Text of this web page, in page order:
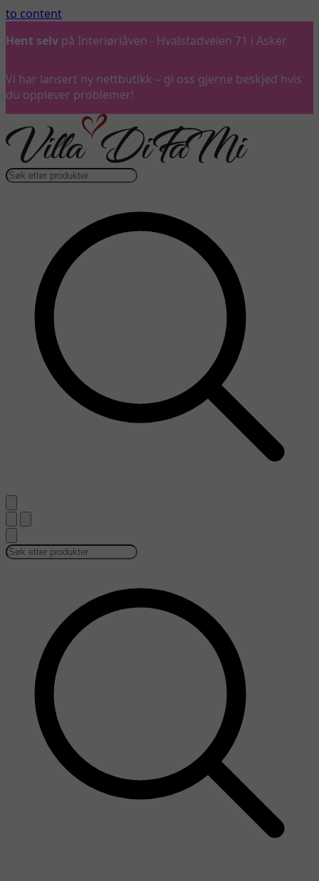
to content
Hent selv på Interiørlåven - Hvalstadveien 71 i Asker
Vi har lansert ny nettbutikk – gi oss gjerne beskjed hvis
du opplever problemer!